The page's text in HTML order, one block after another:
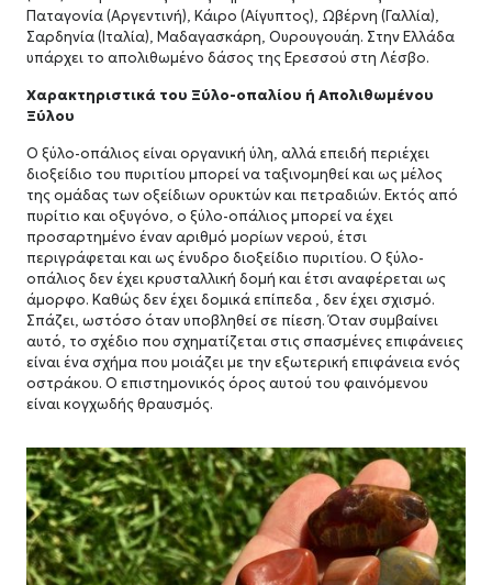
Παταγονία (Αργεντινή), Κάιρο (Αίγυπτος), Ωβέρνη (Γαλλία),
Σαρδηνία (Ιταλία), Μαδαγασκάρη, Ουρουγουάη. Στην Ελλάδα
υπάρχει το απολιθωμένο δάσος της Ερεσσού στη Λέσβο.
Χαρακτηριστικά του Ξύλο-οπαλίου ή Απολιθωμένου
Ξύλου
Ο ξύλο-οπάλιος είναι οργανική ύλη, αλλά επειδή περιέχει
διοξείδιο του πυριτίου μπορεί να ταξινομηθεί και ως μέλος
της ομάδας των οξείδιων ορυκτών και πετραδιών. Εκτός από
πυρίτιο και οξυγόνο, ο ξύλο-οπάλιος μπορεί να έχει
προσαρτημένο έναν αριθμό μορίων νερού, έτσι
περιγράφεται και ως ένυδρο διοξείδιο πυριτίου. Ο ξύλο-
οπάλιος δεν έχει κρυσταλλική δομή και έτσι αναφέρεται ως
άμορφο. Καθώς δεν έχει δομικά επίπεδα , δεν έχει σχισμό.
Σπάζει, ωστόσο όταν υποβληθεί σε πίεση. Όταν συμβαίνει
αυτό, το σχέδιο που σχηματίζεται στις σπασμένες επιφάνειες
είναι ένα σχήμα που μοιάζει με την εξωτερική επιφάνεια ενός
οστράκου. Ο επιστημονικός όρος αυτού του φαινόμενου
είναι κογχωδής θραυσμός.